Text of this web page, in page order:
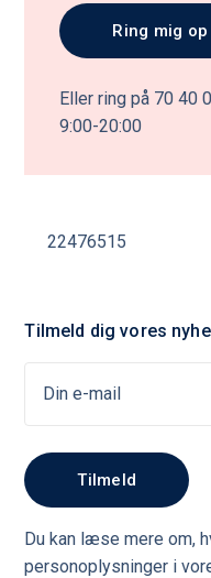
Eller ring på 70 40
9:00-20:00
22476515
Tilmeld dig vores
Du kan læse mere om,
personoplysninger i